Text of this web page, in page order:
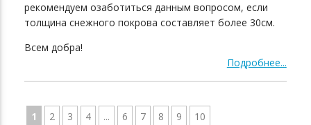
рекомендуем озаботиться данным вопросом, если
толщина снежного покрова составляет более 30см.
Всем добра!
Подробнее...
1 2 3 4 ... 6 7 8 9 10